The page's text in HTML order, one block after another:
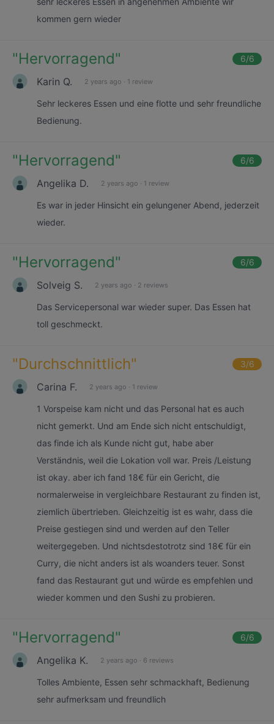
kommen gern wieder
"Hervorragend" 6/6
Karin Q. 2 years ago · 1 review
Sehr leckeres Essen und eine flotte und sehr freundliche
Bedienung.
"Hervorragend" 6/6
Angelika D. 2 years ago · 1 review
Es war in jeder Hinsicht ein gelungener Abend, jederzeit
wieder.
"Hervorragend" 6/6
Solveig S. 2 years ago · 2 reviews
Das Servicepersonal war wieder super. Das Essen hat
toll geschmeckt.
"Durchschnittlich" 3/6
Carina F. 2 years ago · 1 review
1 Vorspeise kam nicht und das Personal hat es auch
nicht gemerkt. Und am Ende sich nicht entschuldigt,
das finde ich als Kunde nicht gut, habe aber
Verständnis, weil die Lokation voll war. Preis /Leistung
ist okay. aber ich fand 18€ für ein Gericht, die
normalerweise in vergleichbare Restaurant zu finden ist,
ziemlich übertrieben. Gleichzeitig ist es wahr, dass die
Preise gestiegen sind und werden auf den Teller
weitergegeben. Und nichtsdestotrotz sind 18€ für ein
Curry, die nicht anders ist als woanders teuer. Sonst
fand das Restaurant gut und würde es empfehlen und
wieder kommen und den Sushi zu probieren.
"Hervorragend" 6/6
Angelika K. 2 years ago · 6 reviews
Tolles Ambiente, Essen sehr schmackhaft, Bedienung
sehr aufmerksam und freundlich